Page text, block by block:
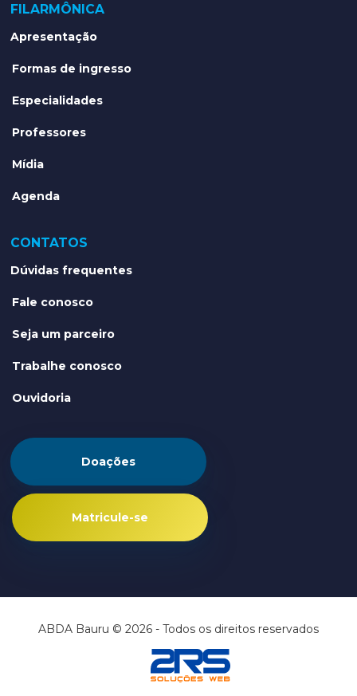
FILARMÔNICA
Apresentação
Formas de ingresso
Especialidades
Professores
Mídia
Agenda
CONTATOS
Dúvidas frequentes
Fale conosco
Seja um parceiro
Trabalhe conosco
Ouvidoria
Doações
Matricule-se
ABDA Bauru © 2026 - Todos os direitos reservados